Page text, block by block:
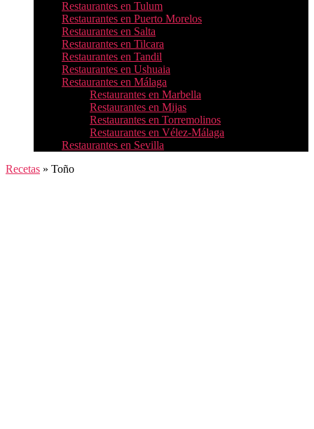
Restaurantes en Tulum
Restaurantes en Puerto Morelos
Restaurantes en Salta
Restaurantes en Tilcara
Restaurantes en Tandil
Restaurantes en Ushuaia
Restaurantes en Málaga
Restaurantes en Marbella
Restaurantes en Mijas
Restaurantes en Torremolinos
Restaurantes en Vélez-Málaga
Restaurantes en Sevilla
Recetas » Toño